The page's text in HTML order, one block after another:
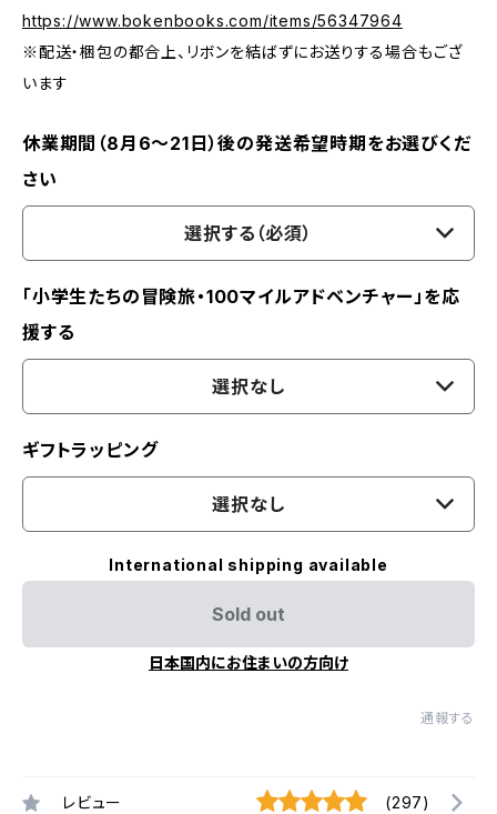
https://www.bokenbooks.com/items/56347964
※配送・梱包の都合上、リボンを結ばずにお送りする場合もござ
います
休業期間（8月6〜21日）後の発送希望時期をお選びくだ
さい
選択する（必須）
「小学生たちの冒険旅・100マイルアドベンチャー」を応
援する
選択なし
ギフトラッピング
選択なし
International shipping available
Sold out
日本国内にお住まいの方向け
通報する
レビュー (297)